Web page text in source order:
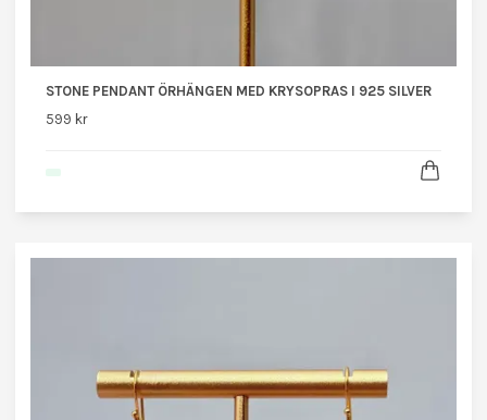
STONE PENDANT ÖRHÄNGEN MED KRYSOPRAS I 925 SILVER
599 kr